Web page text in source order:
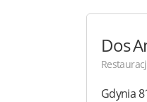
Dos
Gdynia